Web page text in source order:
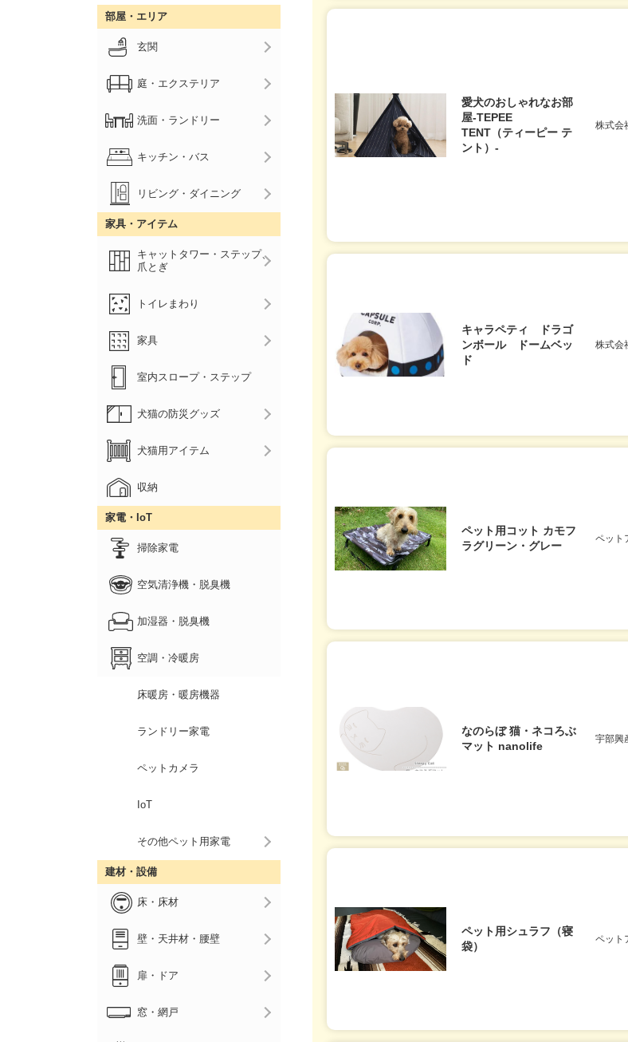
愛犬のおしゃれなお部
屋-TEPEE
TENT（ティーピー テ
ント）-
株式会
キャラペティ ドラゴ
ンボール ドームベッ
ド
株式会
ペット用コット カモフ
ラグリーン・グレー
ペット
なのらぼ 猫・ネコろぶ
マット nanolife
宇部興
ペット用シュラフ（寝
袋）
ペット
部屋・エリア
玄関
庭・エクステリア
洗面・ランドリー
キッチン・バス
リビング・ダイニング
家具・アイテム
キャットタワー・ステップ、
爪とぎ
トイレまわり
家具
室内スロープ・ステップ
犬猫の防災グッズ
犬猫用アイテム
収納
家電・IoT
掃除家電
空気清浄機・脱臭機
加湿器・脱臭機
空調・冷暖房
床暖房・暖房機器
ランドリー家電
ペットカメラ
IoT
その他ペット用家電
建材・設備
床・床材
壁・天井材・腰壁
扉・ドア
窓・網戸